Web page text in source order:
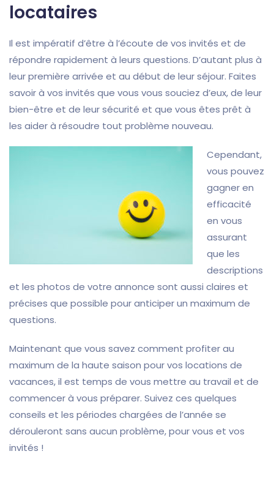
locataires
Il est impératif d’être à l’écoute de vos invités et de
répondre rapidement à leurs questions. D’autant plus à
leur première arrivée et au début de leur séjour. Faites
savoir à vos invités que vous vous souciez d’eux, de leur
bien-être et de leur sécurité et que vous êtes prêt à
les aider à résoudre tout problème nouveau.
Cependant,
vous pouvez
gagner en
efficacité
en vous
assurant
que les
descriptions
et les photos de votre annonce sont aussi claires et
précises que possible pour anticiper un maximum de
questions.
Maintenant que vous savez comment profiter au
maximum de la haute saison pour vos locations de
vacances, il est temps de vous mettre au travail et de
commencer à vous préparer. Suivez ces quelques
conseils et les périodes chargées de l’année se
dérouleront sans aucun problème, pour vous et vos
invités !